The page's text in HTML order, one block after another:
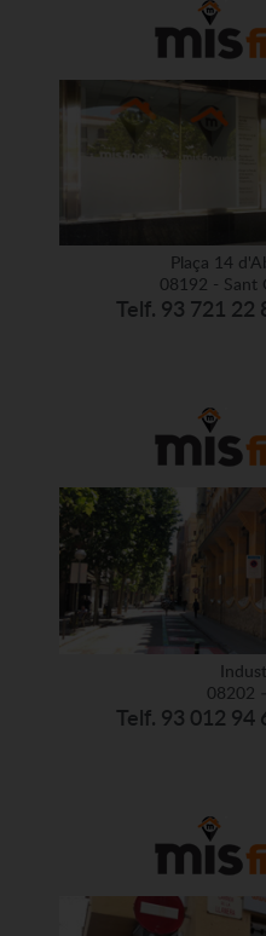
Plaça 14
08192 - Sant
Telf. 93 721 22
08202
Telf. 93 012 94